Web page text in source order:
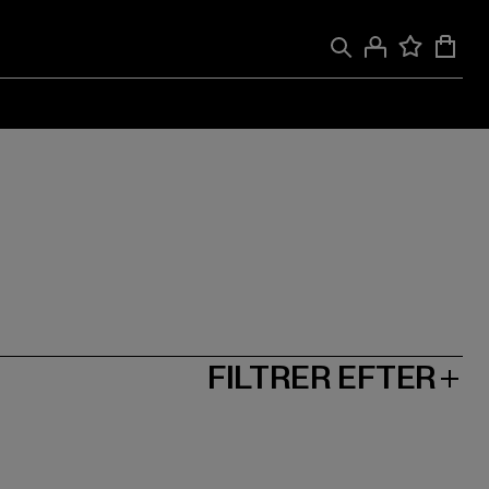
FILTRER EFTER